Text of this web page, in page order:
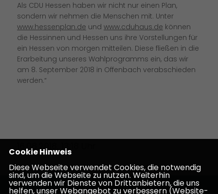
Als CDU Hessen haben wir nicht nur einen Plan,
sondern wir nehmen die Menschen mit. Unter
www.hessenplan.de und www.cduhaus.de können
die Hessinnen und Hessen uns ihre Vorstellungen für
ein Hessen von morgen mitteilen. Diese fließen in die
Erarbeitung unseres Wahlprogramms ein, das wir
am 8. September 2018 in Offenbach verabschieden
werden.“
16.08.2018, 13:18 Uhr
Cookie Hinweis
Diese Webseite verwendet Cookies, die notwendig
sind, um die Webseite zu nutzen. Weiterhin
verwenden wir Dienste von Drittanbietern, die uns
helfen, unser Webangebot zu verbessern (Website-